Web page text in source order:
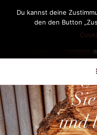
DIANDRA-
Du kannst deine
den den Button